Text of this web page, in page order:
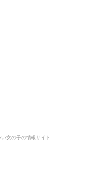
女の子の情報サイト